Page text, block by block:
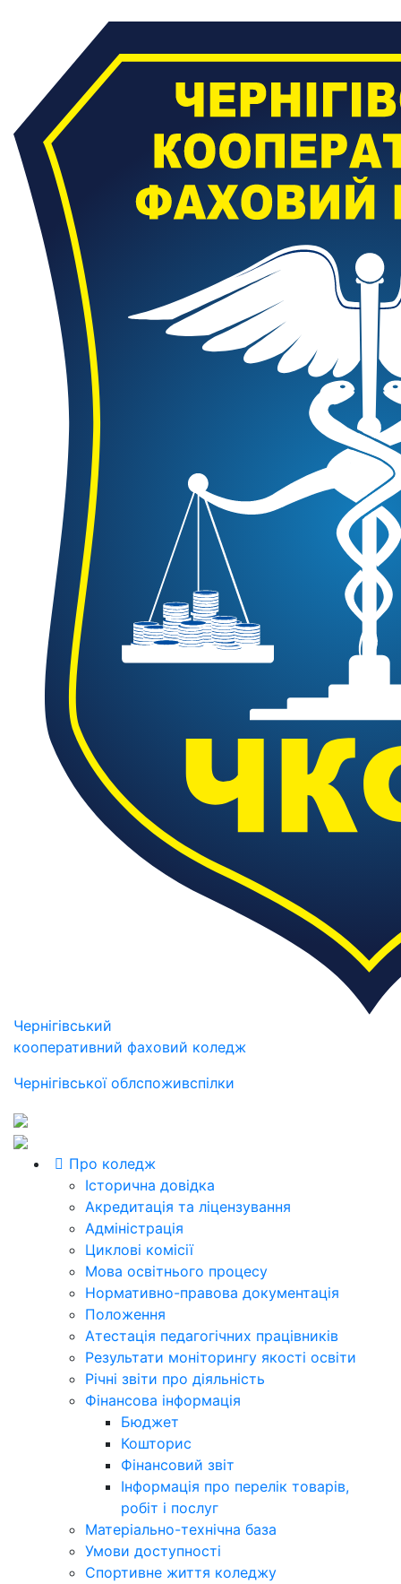
Чернігівський
кооперативний фаховий коледж
Чернігівської облспоживспілки
Про коледж
Історична довідка
Акредитація та ліцензування
Адміністрація
Циклові комісії
Мова освітнього процесу
Нормативно-правова документація
Положення
Атестація педагогічних працівників
Результати моніторингу якості освіти
Річні звіти про діяльність
Фінансова інформація
Бюджет
Кошторис
Фінансовий звіт
Інформація про перелік товарів,
робіт і послуг
Матеріально-технічна база
Умови доступності
Спортивне життя коледжу